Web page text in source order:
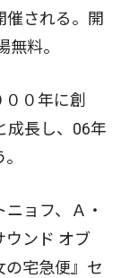
催される。開
料。
０年に創
成長し、06年
ョフ、Ａ・
ウンド オブ
の宅急便』セ